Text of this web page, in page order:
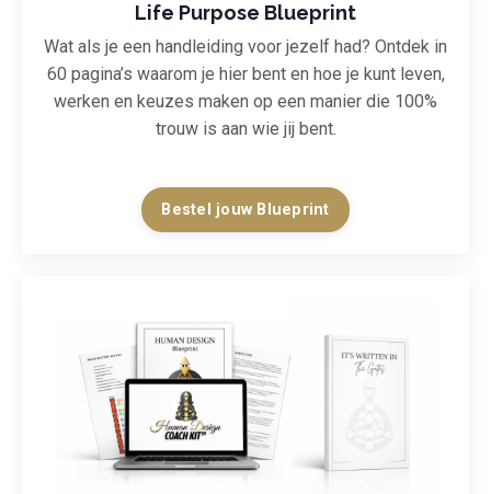
Life Purpose Blueprint
Wat als je een handleiding voor jezelf had? Ontdek in
60 pagina’s waarom je hier bent en hoe je kunt leven,
werken en keuzes maken op een manier die 100%
trouw is aan wie jij bent.
Bestel jouw Blueprint